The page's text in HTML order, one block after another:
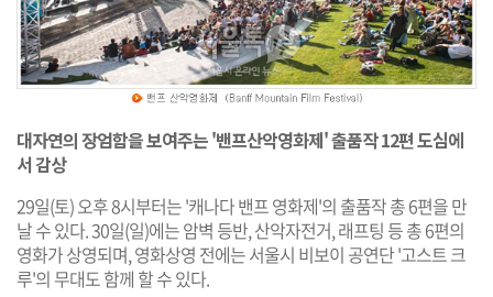
대자연의 장엄함을 보여주는 '밴프산악영화제' 출품작 12편 도심에
서 감상
29일(토) 오후 8시부터는 '캐나다 밴프 영화제'의 출품작 총 6편을 만
날 수 있다. 30일(일)에는 암벽 등반, 산악자전거, 래프팅 등 총 6편의
영화가 상영되며, 영화상영 전에는 서울시 비보이 공연단 '고스트 크
루'의 무대도 함께 할 수 있다.